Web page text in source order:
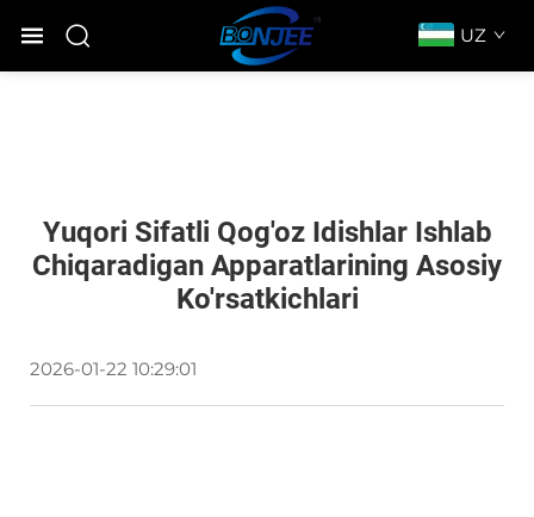
UZ
Yuqori Sifatli Qog'oz Idishlar Ishlab
Chiqaradigan Apparatlarining Asosiy
Ko'rsatkichlari
2026-01-22 10:29:01